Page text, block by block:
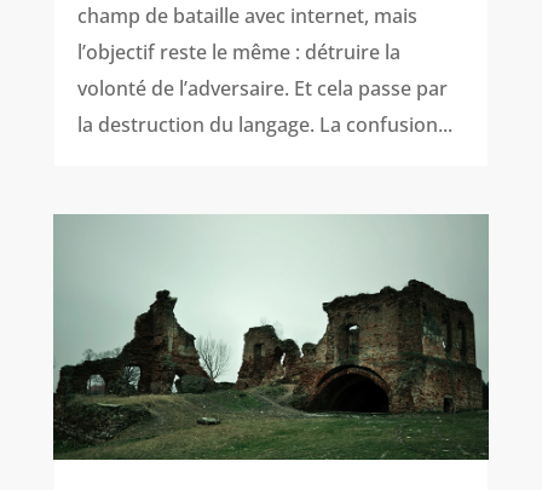
champ de bataille avec internet, mais
l’objectif reste le même : détruire la
volonté de l’adversaire. Et cela passe par
la destruction du langage. La confusion...